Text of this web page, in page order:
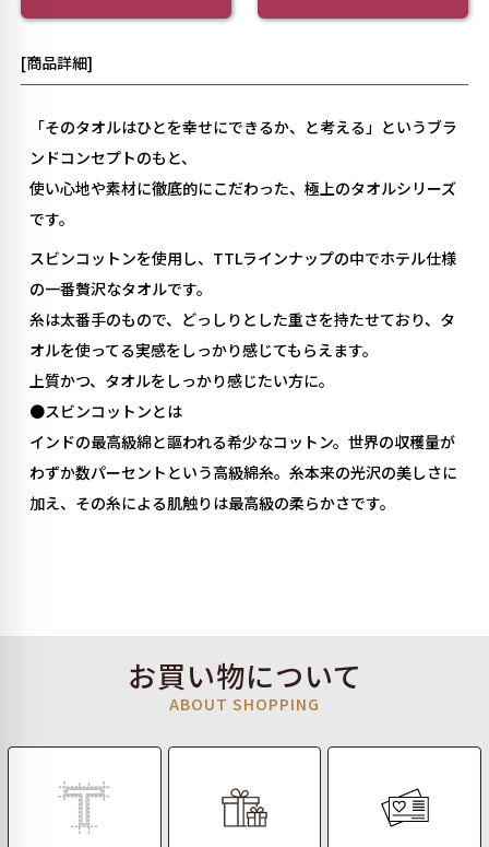
[商品詳細]
「そのタオルはひとを幸せにできるか、と考える」というブラ
ンドコンセプトのもと、
使い心地や素材に徹底的にこだわった、極上のタオルシリーズ
です。
スビンコットンを使用し、TTLラインナップの中でホテル仕様
の一番贅沢なタオルです。
糸は太番手のもので、どっしりとした重さを持たせており、タ
オルを使ってる実感をしっかり感じてもらえます。
上質かつ、タオルをしっかり感じたい方に。
●スビンコットンとは
インドの最高級綿と謳われる希少なコットン。世界の収穫量が
わずか数パーセントという高級綿糸。糸本来の光沢の美しさに
加え、その糸による肌触りは最高級の柔らかさです。
お買い物について
ABOUT SHOPPING